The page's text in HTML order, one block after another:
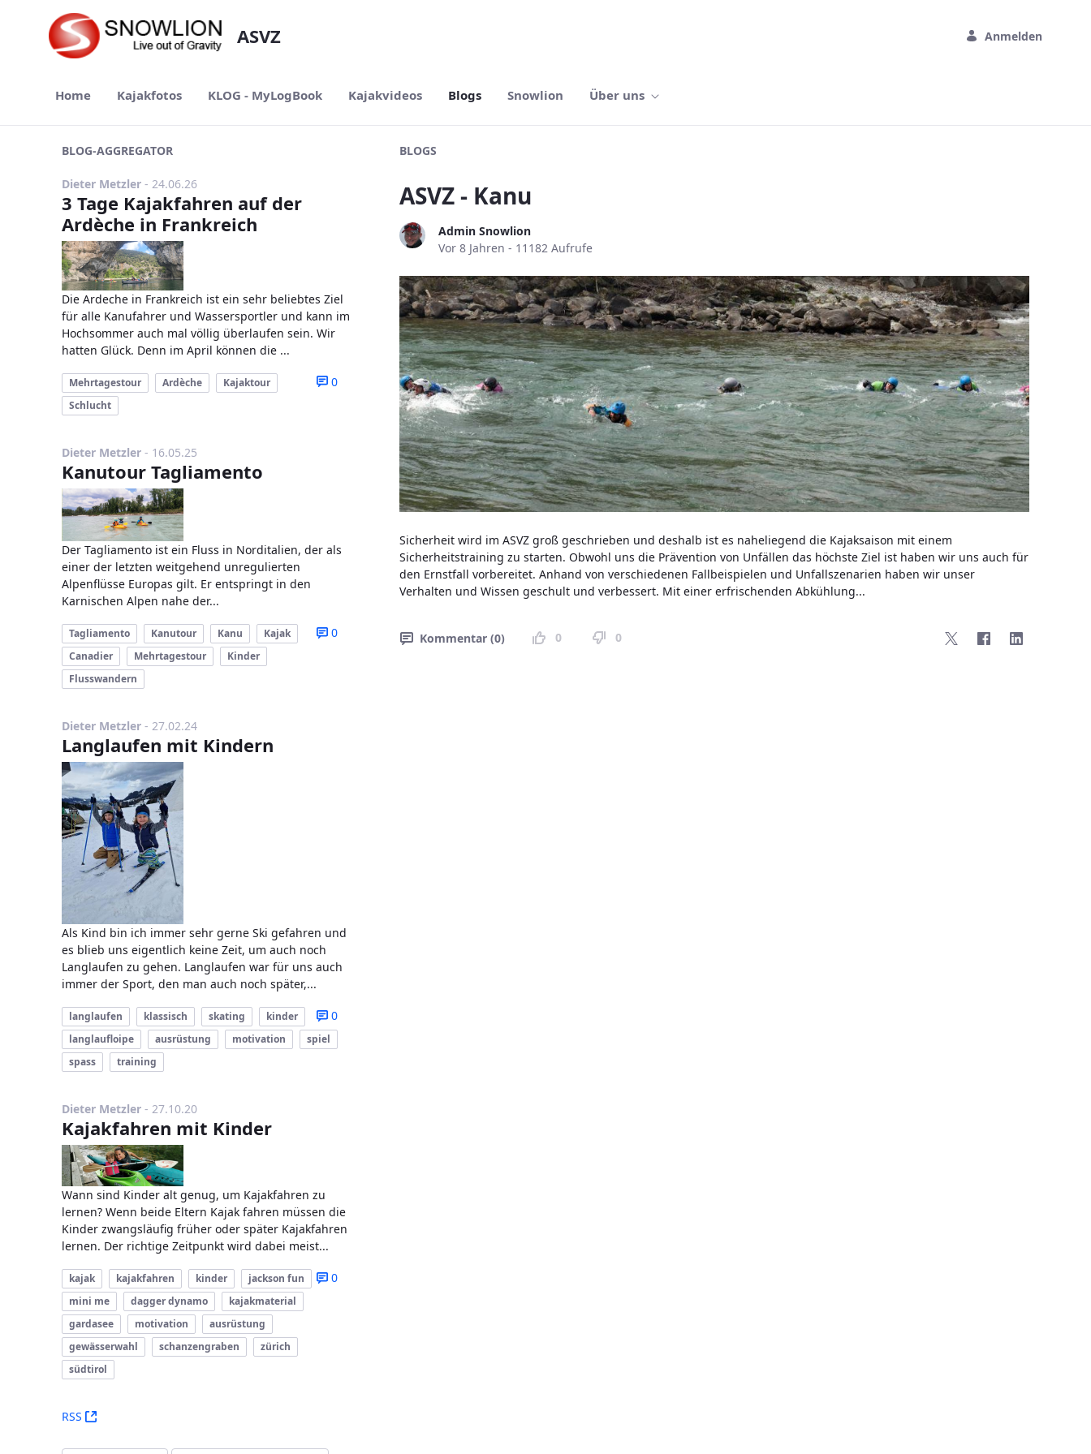
Zum Hauptinhalt springen
ASVZ Anmelden
Home Kajakfotos KLOG - MyLogBook Kajakvideos Blogs Snowlion Über uns
BLOG-AGGREGATOR
Dieter Metzler - Publikationsdatum
24.06.26
3 Tage Kajakfahren auf der
Ardèche in Frankreich
Die Ardeche in Frankreich ist ein sehr beliebtes Ziel
für alle Kanufahrer und Wassersportler und kann im
Hochsommer auch mal völlig überlaufen sein. Wir
hatten Glück. Denn im April können die ...
0
Mehrtagestour Ardèche
Kajaktour
Schlucht
Dieter Metzler - Publikationsdatum
16.05.25
Kanutour Tagliamento
Der Tagliamento ist ein Fluss in Norditalien, der als
einer der letzten weitgehend unregulierten
Alpenflüsse Europas gilt. Er entspringt in den
Karnischen Alpen nahe der...
0
Tagliamento Kanutour Kanu
Kajak
Canadier
Mehrtagestour
Kinder
Flusswandern
Dieter Metzler - Publikationsdatum
27.02.24
Langlaufen mit Kindern
Als Kind bin ich immer sehr gerne Ski gefahren und
es blieb uns eigentlich keine Zeit, um auch noch
Langlaufen zu gehen. Langlaufen war für uns auch
immer der Sport, den man auch noch später,...
0
langlaufen klassisch skating
kinder
langlaufloipe
ausrüstung motivation
spiel
spass
training
Dieter Metzler - Publikationsdatum
27.10.20
Kajakfahren mit Kinder
Wann sind Kinder alt genug, um Kajakfahren zu
lernen? Wenn beide Eltern Kajak fahren müssen die
Kinder zwangsläufig früher oder später Kajakfahren
lernen. Der richtige Zeitpunkt wird dabei meist...
0
kajak kajakfahren kinder
jackson fun
mini me
dagger dynamo
kajakmaterial
gardasee
motivation
ausrüstung
gewässerwahl
schanzengraben
zürich
südtirol
RSS (Öffnet neues Fenster)
BLOGS
ASVZ - Kanu
Admin Snowlion
Publikationsdatum
Vor 8 Jahren - 11182 Aufrufe
Sicherheit wird im ASVZ groß geschrieben und deshalb ist es naheliegend die Kajaksaison mit einem
Sicherheitstraining zu starten. Obwohl uns die Prävention von Unfällen das höchste Ziel ist haben wir uns auch für
den Ernstfall vorbereitet. Anhand von verschiedenen Fallbeispielen und Unfallszenarien haben wir unser
Verhalten und Wissen geschult und verbessert. Mit einer erfrischenden Abkühlung...
Kommentar (0) 0 0